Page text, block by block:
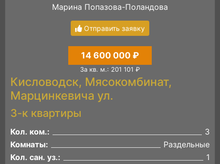
Марина Попазова-Поландова
Отправить заявку
14 600 000 ₽
За кв. м.: 201 101 ₽
Кисловодск, Мясокомбинат,
Марцинкевича ул.
3-к квартиры
Кол. ком.:
3
Комнаты:
Раздельные
Кол. сан. уз.:
1